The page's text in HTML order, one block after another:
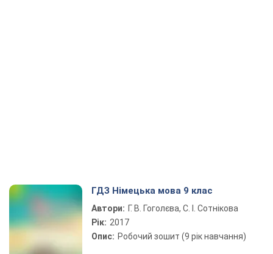
ГДЗ Німецька мова 9 клас
Автори: Г. В. Гоголєва, С. І. Сотнікова
Рік: 2017
Опис: Робочий зошит (9 рік навчання)